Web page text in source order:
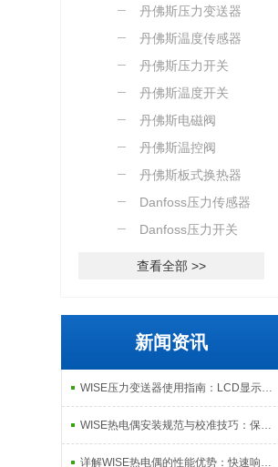
丹佛斯压力变送器
丹佛斯温度传感器
丹佛斯压力开关
丹佛斯温度开关
丹佛斯电磁阀
丹佛斯温控阀
丹佛斯板式换热器
Danfoss压力传感器
Danfoss压力开关
查看全部 >>
新闻资讯
WISE压力变送器使用指南：LCD显示、故障自检与数据远程传输功能解析
WISE热电偶安装规范与校准技巧：保障长期测温准确性与数据可靠性的系统方案
详解WISE热电偶的性能优势：快速响应、高稳定性与抗干扰能力，适配复杂工况需求